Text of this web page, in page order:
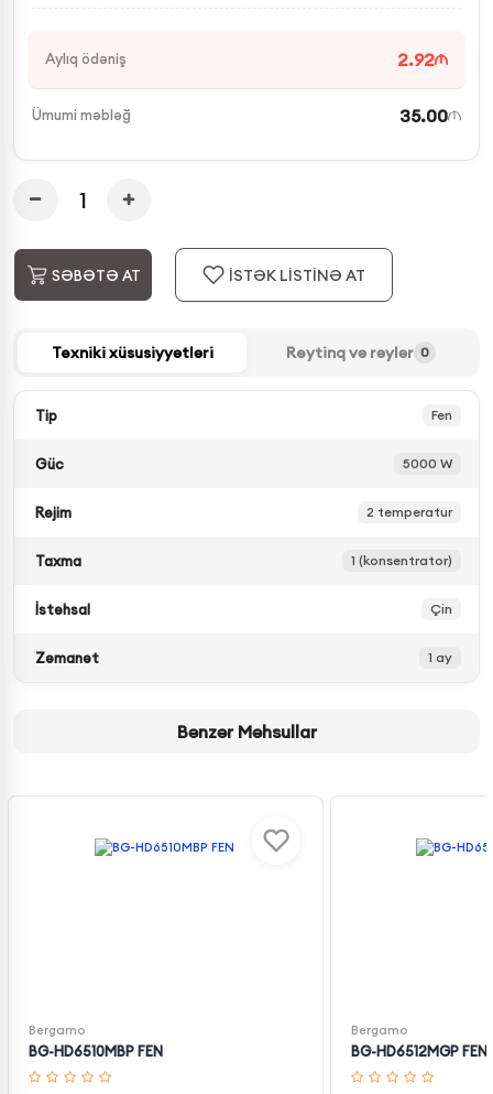
Aylıq ödəniş 2.92
Ümumi məbləğ 35.00
SƏBƏTƏ AT İSTƏK LİSTİNƏ AT
Texniki xüsusiyyətləri Reytinq və rəylər 0
Tip Fen
Güc 5000 W
Rejim 2 temperatur
Taxma 1 (konsentrator)
İstehsal Çin
Zəmanət 1 ay
Bənzər Məhsullar
Bergamo
BG-HD6510MBP FEN
Bergamo
BG-HD6512MGP FEN